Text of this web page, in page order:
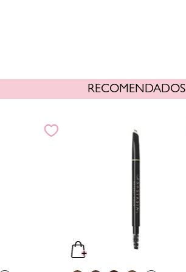
RECOMENDADOS